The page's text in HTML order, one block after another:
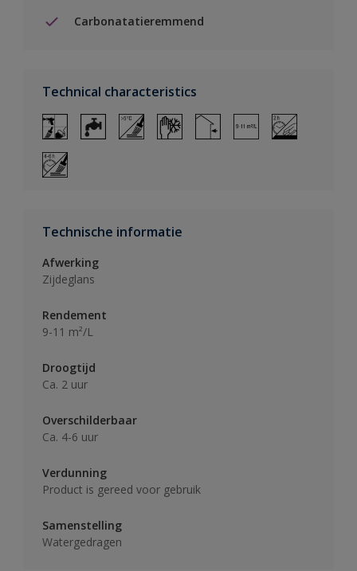
Carbonatatieremmend
Technical characteristics
Technische informatie
Afwerking
Zijdeglans
Rendement
9-11 m²/L
Droogtijd
Ca. 2 uur
Overschilderbaar
Ca. 4-6 uur
Verdunning
Product is gereed voor gebruik
Samenstelling
Watergedragen